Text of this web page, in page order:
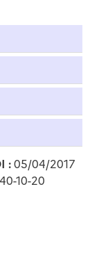
:05/04/2017
10-20